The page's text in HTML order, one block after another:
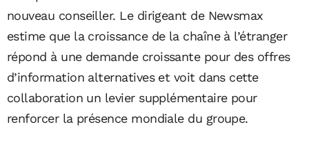
nouveau conseiller. Le dirigeant de Newsmax
estime que la croissance de la chaîne à l’étranger
répond à une demande croissante pour des offres
d’information alternatives et voit dans cette
collaboration un levier supplémentaire pour
renforcer la présence mondiale du groupe.